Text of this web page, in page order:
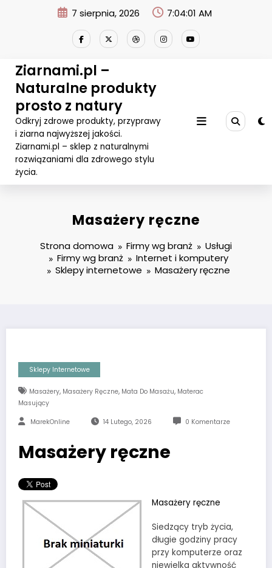
7 sierpnia, 2026 7:04:01 AM
Ziarnami.pl –
Naturalne produkty
prosto z natury
Odkryj zdrowe produkty, przyprawy
i ziarna najwyższej jakości.
Ziarnami.pl – sklep z naturalnymi
rozwiązaniami dla zdrowego stylu
życia.
Masażery ręczne
Strona domowa Firmy wg branż
Usługi
Firmy wg branż
Internet i komputery
Sklepy internetowe
Masażery ręczne
Sklepy Internetowe
Masażery, Masażery Ręczne, Mata Do Masażu, Materac
Masujący
MarekOnline 14 Lutego, 2026 0 Komentarze
Masażery ręczne
Masażery ręczne
Siedzący tryb życia,
długie godziny pracy
przy komputerze oraz
niewielka aktywność